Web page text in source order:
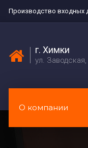
Производство входных
г. Химки
ул.
О компании